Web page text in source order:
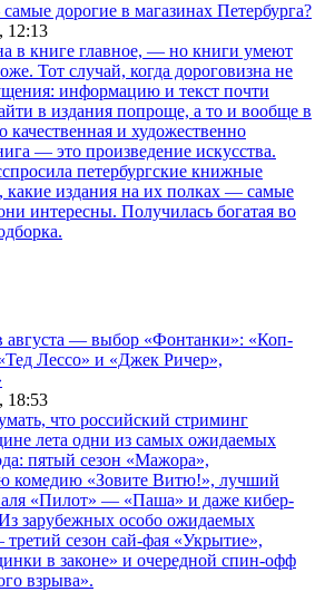
дорогие в магазинах Петербурга?
12:13
в книге главное, — но книги умеют
Тот случай, когда дороговизна не
информацию и текст почти
в издания попроще, а то и вообще в
и художественно
— это произведение искусства.
петербургские книжные
какие издания на их полках — самые
интересны. Получилась богатая во
августа — выбор «Фонтанки»: «Коп-
Лессо» и «Джек Ричер»,
18:53
что российский стриминг
лета одни из самых ожидаемых
пятый сезон «Мажора»,
комедию «Зовите Витю!», лучший
«Пилот» — «Паша» и даже кибер-
зарубежных особо ожидаемых
сезон сай-фая «Укрытие»,
в законе» и очередной спин-офф
взрыва».